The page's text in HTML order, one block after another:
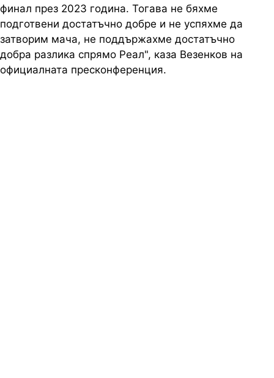
финал през 2023 година. Тогава не бяхме
подготвени достатъчно добре и не успяхме да
затворим мача, не поддържахме достатъчно
добра разлика спрямо Реал", каза Везенков на
официалната пресконференция.